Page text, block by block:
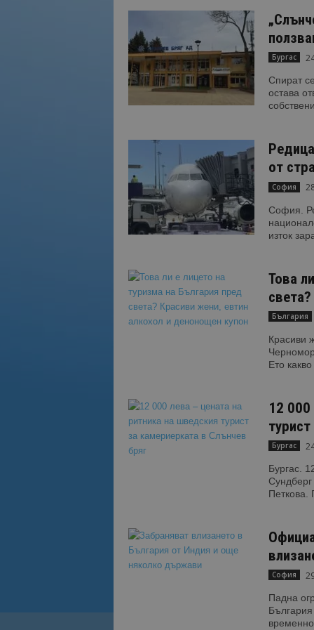
Бургас
Спират
остава
от
София
София.
изток
Това
България
Красиви
Ето
12 000
Бургас
Бургас.
Сундберг
Петкова.
София
Падна